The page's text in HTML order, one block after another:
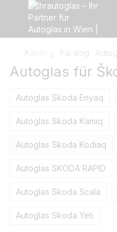
Katalog Katalog
Autoglas für
Autoglas Skoda Enyaq
Autoglas Skoda Kamiq
Autoglas Skoda Kodiaq
Autoglas SKODA RAPID
Autoglas Skoda Scala
Autoglas Skoda Yeti